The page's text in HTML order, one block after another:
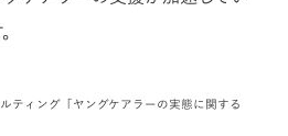
ティング「ヤングケアラーの実態に関する